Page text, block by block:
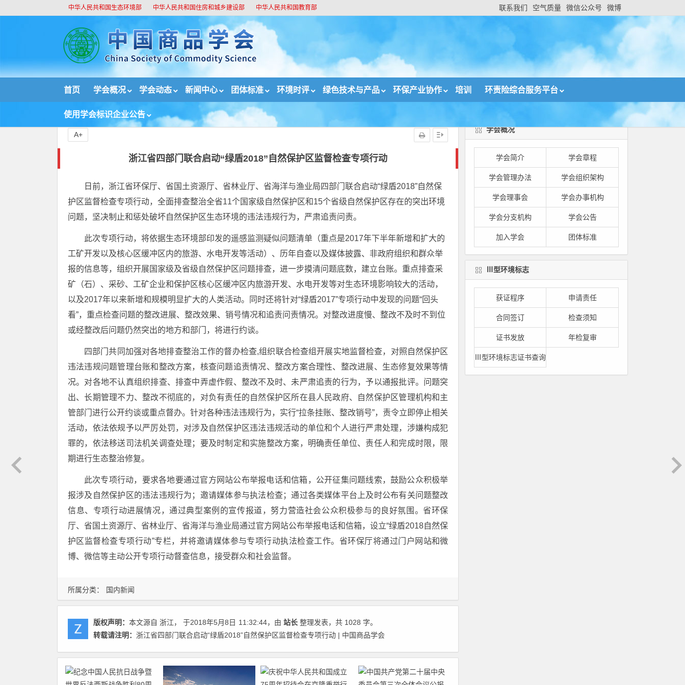
中华人民共和国生态环境部 中华人民共和国住房和城乡建设部 中华人民共和国教育部 联系我们 空气质量 微信公众号 微博
首页 学会概况 学会动态 新闻中心 团体标准 环境时评 绿色技术与产品 环保产业协作 培训 环责险综合服务平台
使用学会标识企业公告
//
首页 新闻中心 国内新闻 浙江省四部门联合启动“绿盾2018”自然保护区监督检查专项行动
浙江省四部门联合启动“绿盾2018”自然保护区监督检查专项行动
A+
所属分类： 国内新闻
日前，浙江省环保厅、省国土资源厅、省林业厅、省海洋与渔业局四部门联合启动“绿盾2018”自然保
护区监督检查专项行动，全面排查整治全省11个国家级自然保护区和15个省级自然保护区存在的突出环境
问题，坚决制止和惩处破坏自然保护区生态环境的违法违规行为，严肃追责问责。
此次专项行动，将依据生态环境部印发的遥感监测疑似问题清单（重点是2017年下半年新增和扩大的
工矿开发以及核心区缓冲区内的旅游、水电开发等活动）、历年自查以及媒体披露、非政府组织和群众举
报的信息等，组织开展国家级及省级自然保护区问题排查，进一步摸清问题底数，建立台账。重点排查采
矿（石）、采砂、工矿企业和保护区核心区缓冲区内旅游开发、水电开发等对生态环境影响较大的活动，
以及2017年以来新增和规模明显扩大的人类活动。同时还将针对“绿盾2017”专项行动中发现的问题“回头
看”，重点检查问题的整改进展、整改效果、销号情况和追责问责情况。对整改进度慢、整改不及时不到位
或经整改后问题仍然突出的地方和部门，将进行约谈。
四部门共同加强对各地排查整治工作的督办检查,组织联合检查组开展实地监督检查，对照自然保护区
违法违规问题管理台账和整改方案，核查问题追责情况、整改方案合理性、整改进展、生态修复效果等情
况。对各地不认真组织排查、排查中弄虚作假、整改不及时、未严肃追责的行为，予以通报批评。问题突
出、长期管理不力、整改不彻底的，对负有责任的自然保护区所在县人民政府、自然保护区管理机构和主
管部门进行公开约谈或重点督办。针对各种违法违规行为，实行“拉条挂账、整改销号”，责令立即停止相关
活动，依法依规予以严厉处罚，对涉及自然保护区违法违规活动的单位和个人进行严肃处理，涉嫌构成犯
罪的，依法移送司法机关调查处理；要及时制定和实施整改方案，明确责任单位、责任人和完成时限，限
期进行生态整治修复。
此次专项行动，要求各地要通过官方网站公布举报电话和信箱，公开征集问题线索，鼓励公众积极举
报涉及自然保护区的违法违规行为；邀请媒体参与执法检查；通过各类媒体平台上及时公布有关问题整改
信息、专项行动进展情况，通过典型案例的宣传报道，努力营造社会公众积极参与的良好氛围。省环保
厅、省国土资源厅、省林业厅、省海洋与渔业局通过官方网站公布举报电话和信箱，设立“绿盾2018自然保
护区监督检查专项行动”专栏，并将邀请媒体参与专项行动执法检查工作。省环保厅将通过门户网站和微
博、微信等主动公开专项行动督查信息，接受群众和社会监督。
版权声明： 本文源自 浙江， 于2018年5月8日 11:32:44，由 站长 整理发表，共 1028 字。
转载请注明： 浙江省四部门联合启动“绿盾2018”自然保护区监督检查专项行动 | 中国商品学会
学会概况
学会简介 学会章程
学会管理办法 学会组织架构
学会理事会 学会办事机构
学会分支机构 学会公告
加入学会 团体标准
Ⅲ型环境标志
获证程序 申请责任
合同签订 检查须知
证书发放 年检复审
Ⅲ型环境标志证书查询